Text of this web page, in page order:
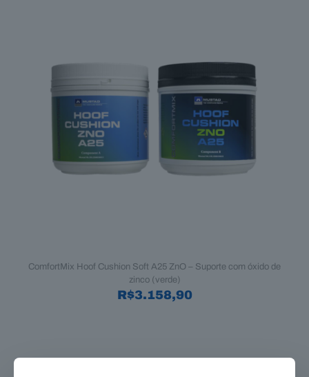
ComfortMix Hoof Cushion Soft A25 ZnO – Suporte com óxido de
zinco (verde)
R$3.158,90